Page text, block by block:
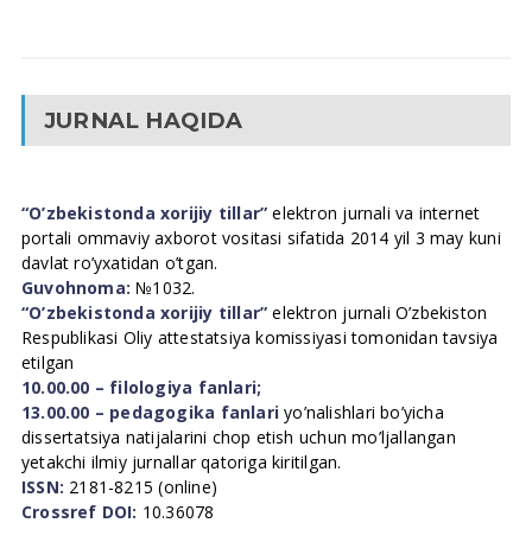
JURNAL HAQIDA
“O’zbekistonda xorijiy tillar” elektron jurnali va internet
portali ommaviy axborot vositasi sifatida 2014 yil 3 may kuni
davlat ro’yxatidan o’tgan.
Guvohnoma: №1032.
“O’zbekistonda xorijiy tillar” elektron jurnali O’zbekiston
Respublikasi Oliy attestatsiya komissiyasi tomonidan tavsiya
etilgan
10.00.00 – filologiya fanlari;
13.00.00 – pedagogika fanlari yo’nalishlari bo’yicha
dissertatsiya natijalarini chop etish uchun mo’ljallangan
yetakchi ilmiy jurnallar qatoriga kiritilgan.
ISSN: 2181-8215 (online)
Crossref DOI: 10.36078